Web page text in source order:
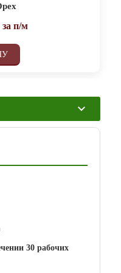
30 рабочих
п/м